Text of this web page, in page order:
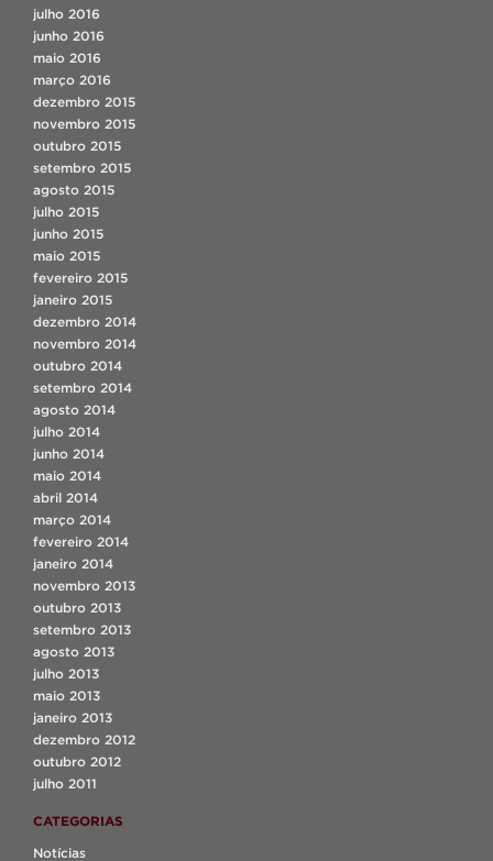
julho 2016
junho 2016
maio 2016
março 2016
dezembro 2015
novembro 2015
outubro 2015
setembro 2015
agosto 2015
julho 2015
junho 2015
maio 2015
fevereiro 2015
janeiro 2015
dezembro 2014
novembro 2014
outubro 2014
setembro 2014
agosto 2014
julho 2014
junho 2014
maio 2014
abril 2014
março 2014
fevereiro 2014
janeiro 2014
novembro 2013
outubro 2013
setembro 2013
agosto 2013
julho 2013
maio 2013
janeiro 2013
dezembro 2012
outubro 2012
julho 2011
CATEGORIAS
Notícias